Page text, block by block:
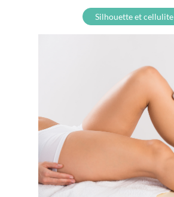
Silhouette et cellulite